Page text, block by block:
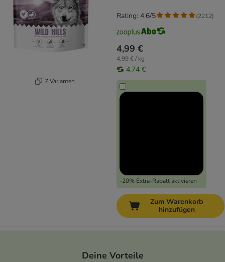
7 Varianten
4,99 €
4,99 € / kg
4,74 €
-20% Extra-Rabatt aktivieren
Rating: 4.6/5 (2212)
Zum Warenkorb
hinzufügen
Deine Vorteile